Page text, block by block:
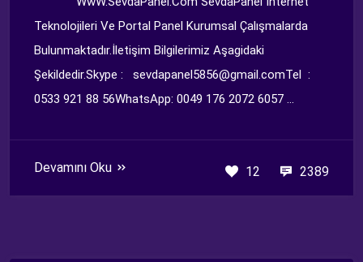
Teknolojileri Ve Portal Panel Kurumsal Çalışmalarda
Bulunmaktadır.İletişim Bilgilerimiz Aşagidaki
Şekildedir.Skype : sevdapanel5856@gmail.comTel :
0533 921 88 56WhatsApp: 0049 176 2072 6057 ...
Devamını Oku 12 2389